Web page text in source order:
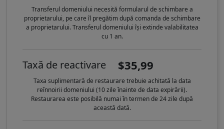
Transferul domeniului necesită formularul de schimbare a
proprietarului, pe care îl pregătim după comanda de schimbare
a proprietarului. Transferul domeniului își extinde valabilitatea
cu 1 an.
Taxă de reactivare $35,99
Taxa suplimentară de restaurare trebuie achitată la data
reînnoirii domeniului (10 zile înainte de data expirării).
Restaurarea este posibilă numai în termen de 24 zile după
această dată.